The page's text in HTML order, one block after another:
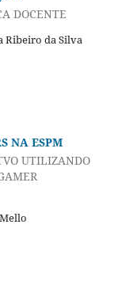
DOCENTE
Ribeiro da Silva
NA ESPM
UTILIZANDO